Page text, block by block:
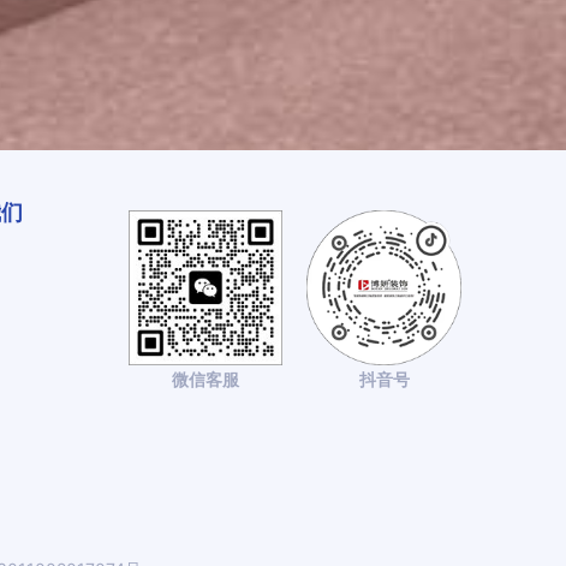
微信客服 抖音号